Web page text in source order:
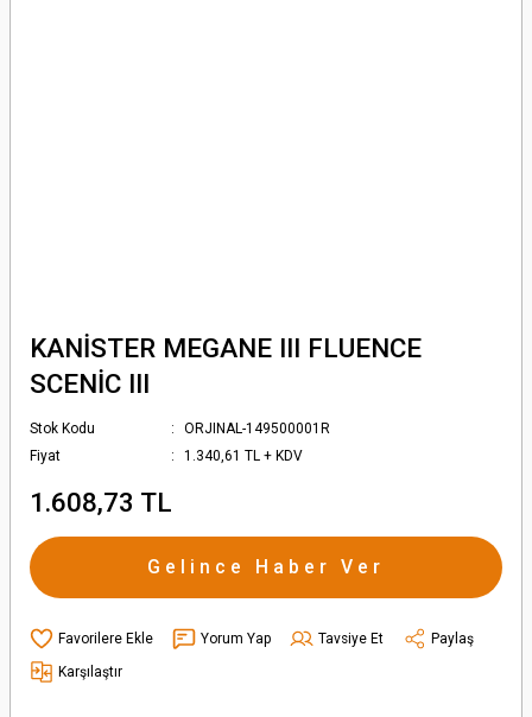
KANİSTER MEGANE III FLUENCE
SCENİC III
Stok Kodu
ORJINAL-149500001R
Fiyat
1.340,61 TL + KDV
1.608,73 TL
Gelince Haber Ver
Yorum Yap Tavsiye Et
Paylaş
Karşılaştır